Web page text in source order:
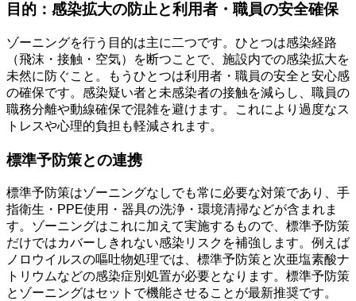
目的：感染拡大の防止と利用者・職員の安全確保
ゾーニングを行う目的は主に二つです。ひとつは感染経路
（飛沫・接触・空気）を断つことで、施設内での感染拡大を
未然に防ぐこと。もうひとつは利用者・職員の安全と安心感
の確保です。感染疑い者と未感染者の接触を減らし、職員の
職務分離や動線確保で混雑を避けます。これにより過度なス
トレスや心理的負担も軽減されます。
標準予防策との連携
標準予防策はゾーニングなしでも常に必要な対策であり、手
指衛生・PPE使用・器具の洗浄・環境清掃などが含まれま
す。ゾーニングはこれに加えて実施するもので、標準予防策
だけではカバーしきれない感染リスクを補強します。例えば
ノロウイルスの嘔吐物処理では、標準予防策と次亜塩素酸ナ
トリウムなどの感染症別処置が必要となります。標準予防策
とゾーニングはセットで機能させることが最新推奨です。